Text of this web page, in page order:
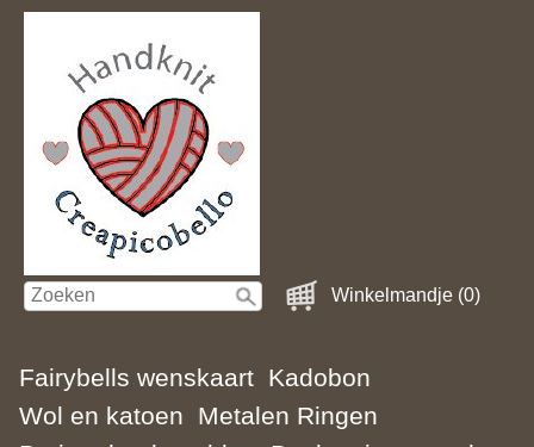
Winkelmandje (0)
Fairybells wenskaart Kadobon
Wol en katoen
Metalen Ringen